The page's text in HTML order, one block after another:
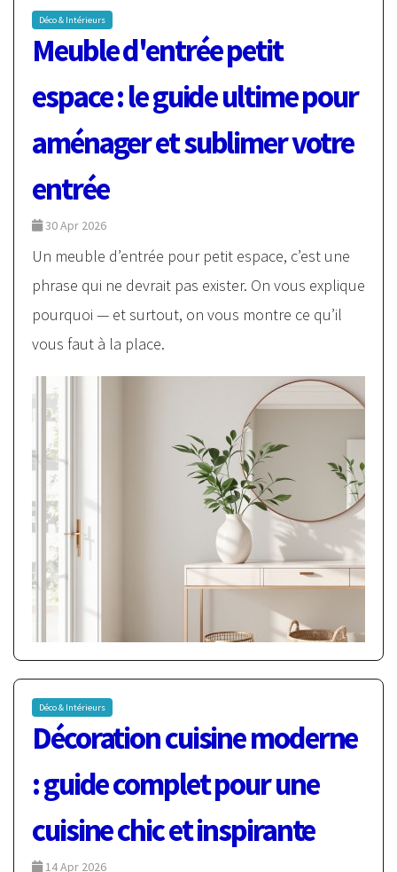
Déco & Intérieurs
Meuble d'entrée petit
espace : le guide ultime pour
aménager et sublimer votre
entrée
30 Apr 2026
Un meuble d’entrée pour petit espace, c’est une
phrase qui ne devrait pas exister. On vous explique
pourquoi — et surtout, on vous montre ce qu’il
vous faut à la place.
Déco & Intérieurs
Décoration cuisine moderne
: guide complet pour une
cuisine chic et inspirante
14 Apr 2026